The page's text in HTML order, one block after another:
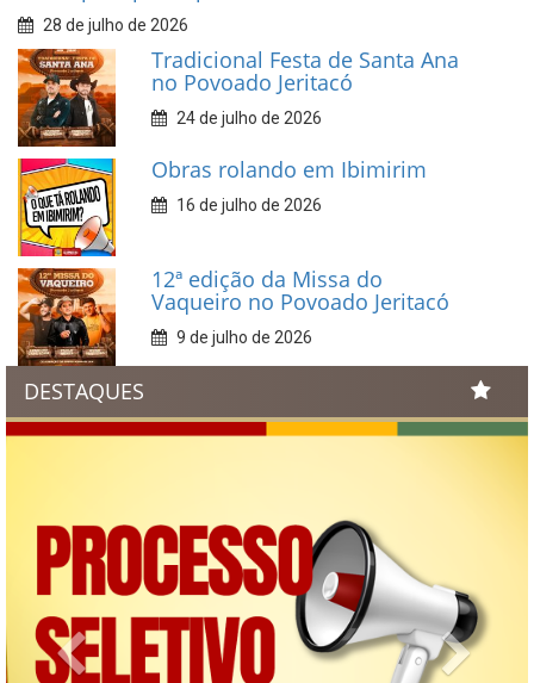
28 de julho de 2026
Tradicional Festa de Santa Ana
no Povoado Jeritacó
24 de julho de 2026
Obras rolando em Ibimirim
16 de julho de 2026
12ª edição da Missa do
Vaqueiro no Povoado Jeritacó
9 de julho de 2026
DESTAQUES
Previous Next